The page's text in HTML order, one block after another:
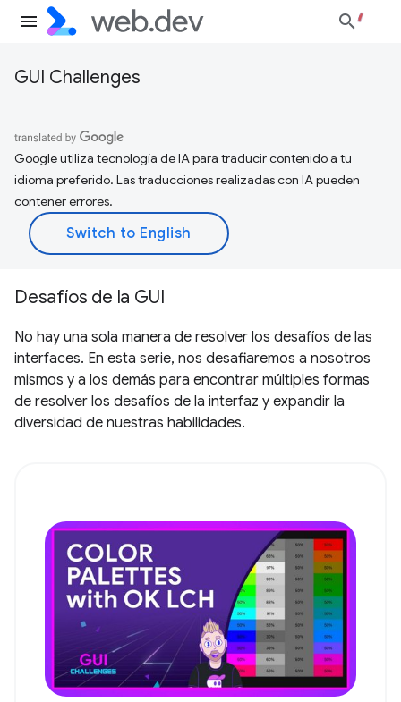
GUI Challenges
Google utiliza tecnología de IA para traducir contenido a tu
idioma preferido. Las traducciones realizadas con IA pueden
contener errores.
Desafíos de la GUI
No hay una sola manera de resolver los desafíos de las
interfaces. En esta serie, nos desafiaremos a nosotros
mismos y a los demás para encontrar múltiples formas
de resolver los desafíos de la interfaz y expandir la
diversidad de nuestras habilidades.